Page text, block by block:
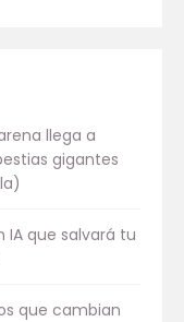
llega a
gigantes
IA que salvará tu
que cambian